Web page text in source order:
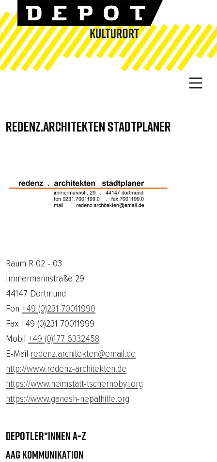
REDENZ.ARCHITEKTEN STADTPLANER
Raum R 02 - 03
Immermannstraße 29
44147 Dortmund
Fon +49 (0)231 70011990
Fax +49 (0)231 70011999
Mobil +49 (0)177 6332458
E-Mail redenz.architekten@email.de
http://www.redenz-architekten.de
https://www.heimstatt-tschernobyl.org
https://www.ganesh-nepalhilfe.org
DEPOTLER*INNEN A-Z
AAG Kommunikation